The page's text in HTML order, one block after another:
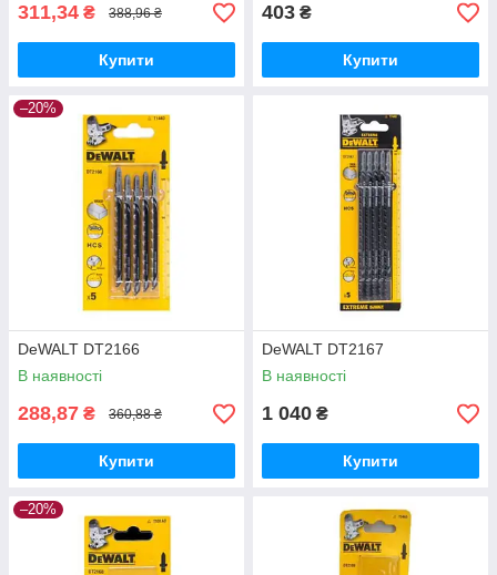
311,34 ₴ 388,96 ₴
Купити
403 ₴
Купити
–20%
DeWALT DT2166
В наявності
288,87 ₴ 360,88 ₴
Купити
DeWALT DT2167
В наявності
1 040 ₴
Купити
–20%